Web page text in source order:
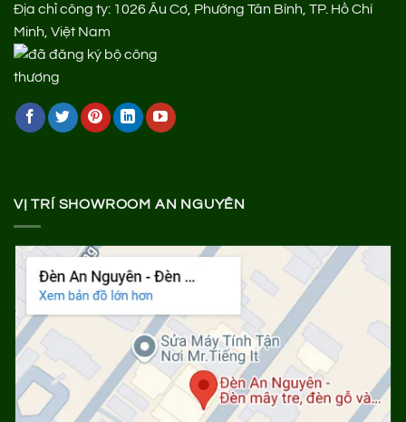
Địa chỉ công ty: 1026 Âu Cơ, Phường Tân Bình, TP. Hồ Chí
Minh, Việt Nam
VỊ TRÍ SHOWROOM AN NGUYÊN